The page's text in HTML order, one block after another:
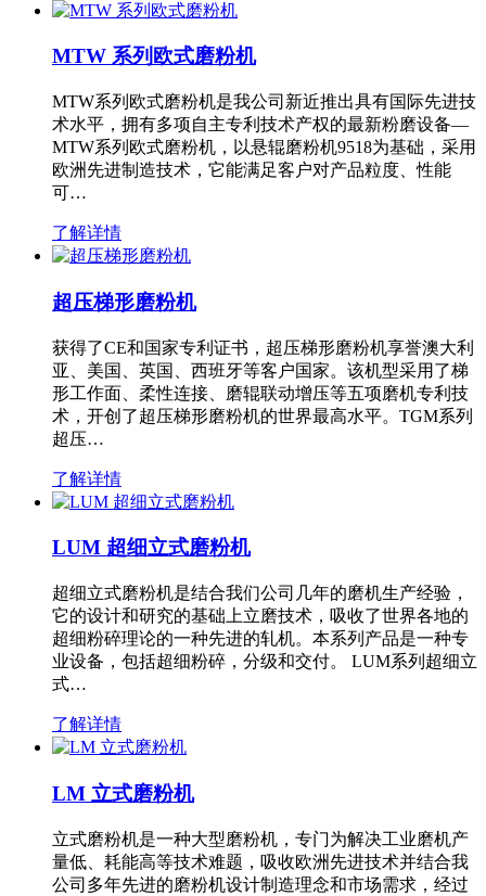
MTW 系列欧式磨粉机
MTW系列欧式磨粉机是我公司新近推出具有国际先进技
术水平，拥有多项自主专利技术产权的最新粉磨设备—
MTW系列欧式磨粉机，以悬辊磨粉机9518为基础，采用
欧洲先进制造技术，它能满足客户对产品粒度、性能
可…
了解详情
超压梯形磨粉机
获得了CE和国家专利证书，超压梯形磨粉机享誉澳大利
亚、美国、英国、西班牙等客户国家。该机型采用了梯
形工作面、柔性连接、磨辊联动增压等五项磨机专利技
术，开创了超压梯形磨粉机的世界最高水平。TGM系列
超压…
了解详情
LUM 超细立式磨粉机
超细立式磨粉机是结合我们公司几年的磨机生产经验，
它的设计和研究的基础上立磨技术，吸收了世界各地的
超细粉碎理论的一种先进的轧机。本系列产品是一种专
业设备，包括超细粉碎，分级和交付。 LUM系列超细立
式…
了解详情
LM 立式磨粉机
立式磨粉机是一种大型磨粉机，专门为解决工业磨机产
量低、耗能高等技术难题，吸收欧洲先进技术并结合我
公司多年先进的磨粉机设计制造理念和市场需求，经过